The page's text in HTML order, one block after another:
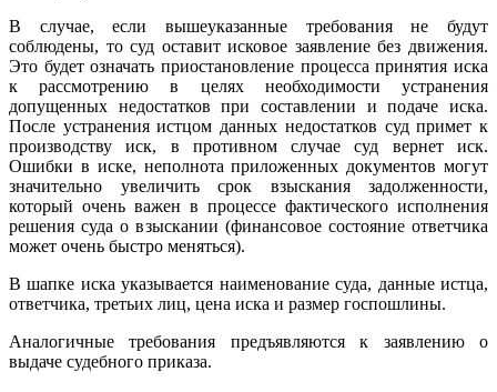
В случае, если вышеуказанные требования не будут
соблюдены, то суд оставит исковое заявление без движения.
Это будет означать приостановление процесса принятия иска
к рассмотрению в целях необходимости устранения
допущенных недостатков при составлении и подаче иска.
После устранения истцом данных недостатков суд примет к
производству иск, в противном случае суд вернет иск.
Ошибки в иске, неполнота приложенных документов могут
значительно увеличить срок взыскания задолженности,
который очень важен в процессе фактического исполнения
решения суда о взыскании (финансовое состояние ответчика
может очень быстро меняться).
В шапке иска указывается наименование суда, данные истца,
ответчика, третьих лиц, цена иска и размер госпошлины.
Аналогичные требования предъявляются к заявлению о
выдаче судебного приказа.